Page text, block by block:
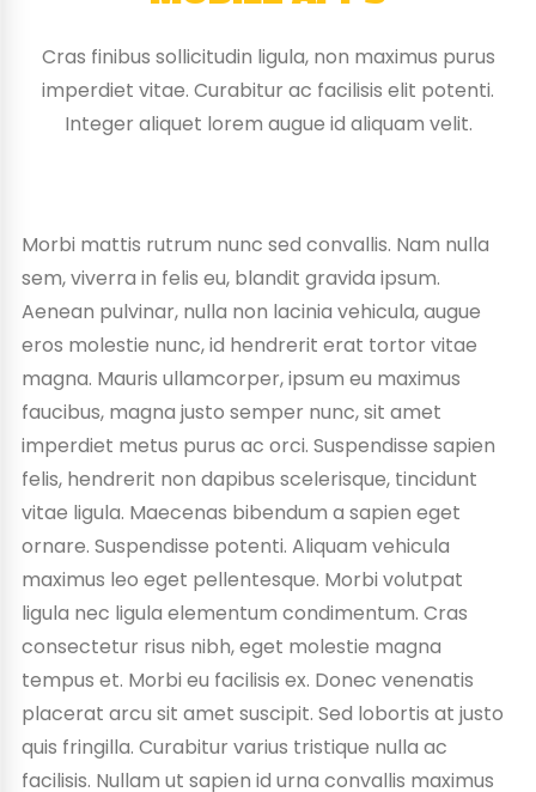
Cras finibus sollicitudin ligula, non maximus purus
imperdiet vitae. Curabitur ac facilisis elit potenti.
Integer aliquet lorem augue id aliquam velit.
Morbi mattis rutrum nunc sed convallis. Nam nulla
sem, viverra in felis eu, blandit gravida ipsum.
Aenean pulvinar, nulla non lacinia vehicula, augue
eros molestie nunc, id hendrerit erat tortor vitae
magna. Mauris ullamcorper, ipsum eu maximus
faucibus, magna justo semper nunc, sit amet
imperdiet metus purus ac orci. Suspendisse sapien
felis, hendrerit non dapibus scelerisque, tincidunt
vitae ligula. Maecenas bibendum a sapien eget
ornare. Suspendisse potenti. Aliquam vehicula
maximus leo eget pellentesque. Morbi volutpat
ligula nec ligula elementum condimentum. Cras
consectetur risus nibh, eget molestie magna
tempus et. Morbi eu facilisis ex. Donec venenatis
placerat arcu sit amet suscipit. Sed lobortis at justo
quis fringilla. Curabitur varius tristique nulla ac
facilisis. Nullam ut sapien id urna convallis maximus